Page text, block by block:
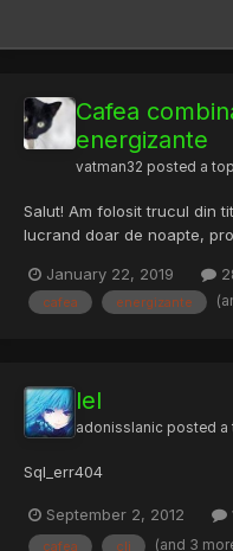
Cafea
energizante
vatman32 posted a
Salut! Am folosit trucul din
lucrand doar de noapte,
dorm. Combinam cam un
espresso. A fost frumos.
January 22, 2019
cafea energizante
lel
adonisslanic posted a
Sql_err404
September 2, 2012
cafea cli (and 3